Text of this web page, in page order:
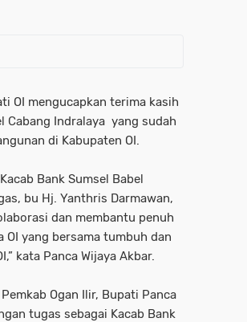
OI mengucapkan terima kasih
Cabang Indralaya yang sudah
di Kabupaten OI.
Bank Sumsel Babel
bu Hj. Yanthris Darmawan,
dan membantu penuh
OI yang bersama tumbuh dan
kata Panca Wijaya Akbar.
Ogan Ilir, Bupati Panca
tugas sebagai Kacab Bank